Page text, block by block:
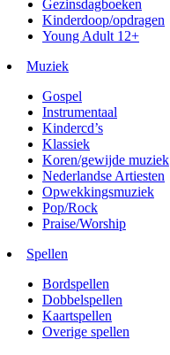
Gezinsdagboeken
Kinderdoop/opdragen
Young Adult 12+
Muziek
Gospel
Instrumentaal
Kindercd’s
Klassiek
Koren/gewijde muziek
Nederlandse Artiesten
Opwekkingsmuziek
Pop/Rock
Praise/Worship
Spellen
Bordspellen
Dobbelspellen
Kaartspellen
Overige spellen